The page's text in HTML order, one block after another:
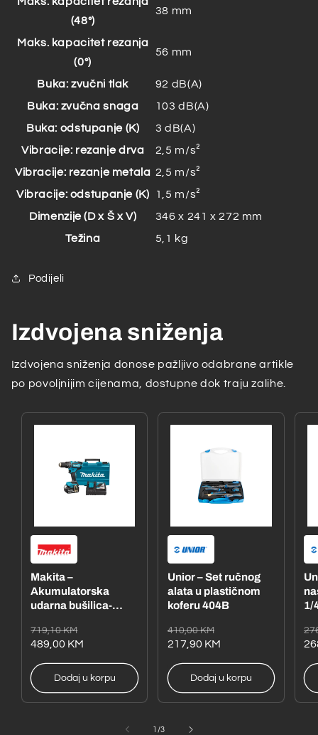
(48°)
38 mm
Maks. kapacitet rezanja
(0°)
56 mm
Buka: zvučni tlak
92 dB(A)
Buka: zvučna snaga
103 dB(A)
Buka: odstupanje (K)
3 dB(A)
Vibracije: rezanje drva
2,5 m/s²
Vibracije: rezanje metala 2,5 m/s²
Vibracije: odstupanje (K)
1,5 m/s²
Dimenzije (D x Š x V)
346 x 241 x 272 mm
Težina
5,1 kg
Podijeli
Izdvojena sniženja
Izdvojena sniženja donose pažljivo odabrane artikle
po povoljnijim cijenama, dostupne dok traju zalihe.
Makita –
Akumulatorska
udarna bušilica-
DHP485RFE1
Redovna
cijena
719,10 KM
Akcijska
cijena
489,00 KM
Dodaj u korpu
Unior – Set ručnog
alata u plastičnom
koferu 404B
Redovna
cijena
410,00 KM
Akcijska
cijena
217,90 KM
Dodaj u korpu
1/
1 /od
3